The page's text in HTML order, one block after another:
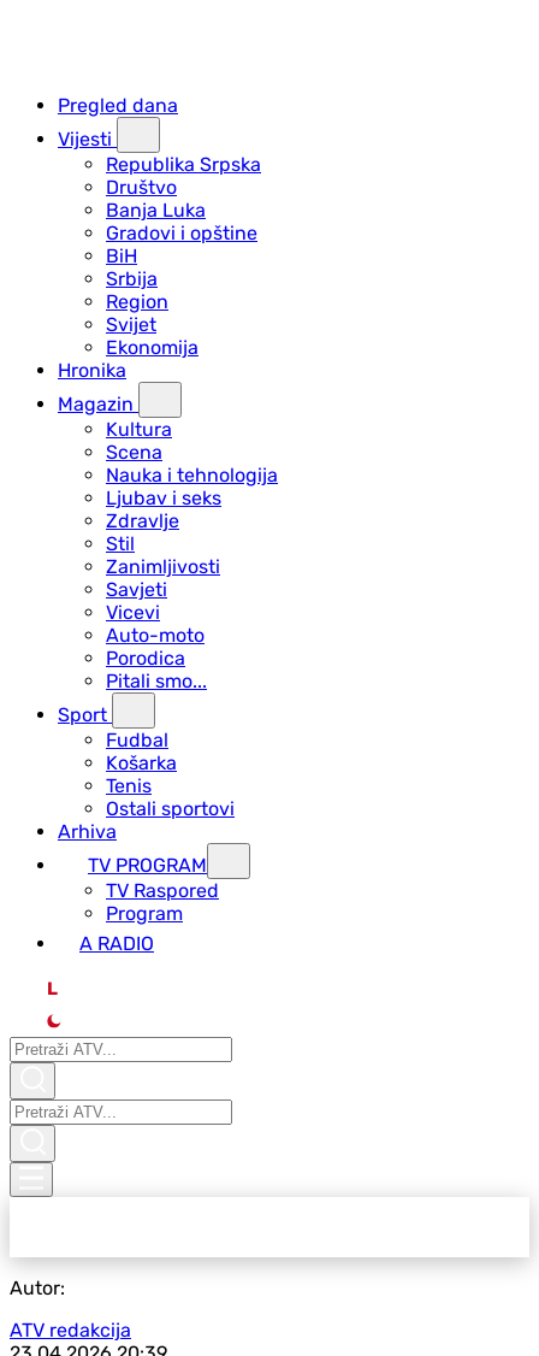
Pregled dana
Vijesti
Republika Srpska
Društvo
Banja Luka
Gradovi i opštine
BiH
Srbija
Region
Svijet
Ekonomija
Hronika
Magazin
Kultura
Scena
Nauka i tehnologija
Ljubav i seks
Zdravlje
Stil
Zanimljivosti
Savjeti
Vicevi
Auto-moto
Porodica
Pitali smo...
Sport
Fudbal
Košarka
Tenis
Ostali sportovi
Arhiva
TV PROGRAM
ТV Raspored
Program
A RADIO
L
Autor:
ATV redakcija